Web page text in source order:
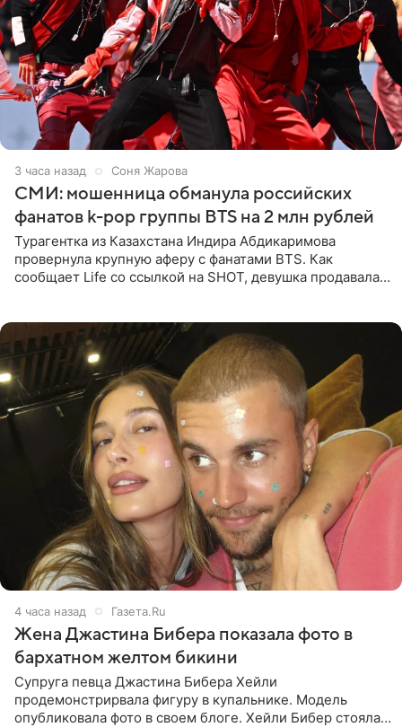
3 часа назад Соня Жарова
СМИ: мошенница обманула российских
фанатов k-pop группы BTS на 2 млн рублей
Турагентка из Казахстана Индира Абдикаримова
провернула крупную аферу с фанатами BTS. Как
сообщает Life со ссылкой на SHOT, девушка продавала
4 часа назад Газета.Ru
Жена Джастина Бибера показала фото в
бархатном желтом бикини
Супруга певца Джастина Бибера Хейли
продемонстрирвала фигуру в купальнике. Модель
опубликовала фото в своем блоге. Хейли Бибер стояла